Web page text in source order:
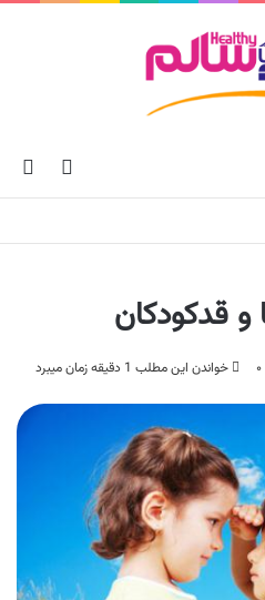
skin
‌قدکودکان‌
۰ خواندن این مطلب 1 دقیقه زمان میبرد